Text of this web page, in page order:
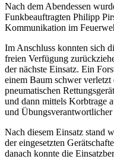
Nach dem Abendessen
Funkbeauftragten Philipp
Kommunikation im
Im Anschluss konnten sich
freien Verfügung
der nächste Einsatz. Ein
einem Baum schwer
pneumatischen
und dann mittels Korbtrage
und
Nach diesem Einsatz stand
der eingesetzten
danach konnte die